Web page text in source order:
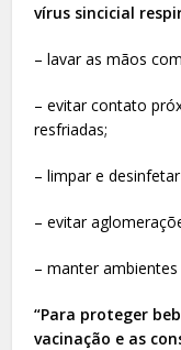
vírus sincicial
– lavar as mãos
– evitar contato
resfriadas;
– limpar e
– evitar
– manter
“Para proteger
vacinação e as